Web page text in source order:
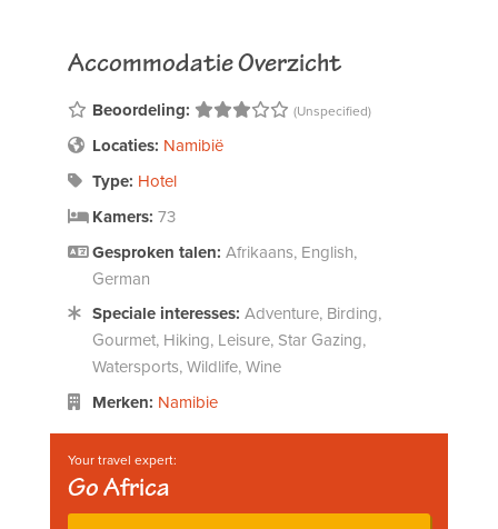
Accommodatie Overzicht
Beoordeling: (Unspecified)
Locaties: Namibië
Type: Hotel
Kamers: 73
Gesproken talen: Afrikaans, English,
German
Speciale interesses: Adventure, Birding,
Gourmet, Hiking, Leisure, Star Gazing,
Watersports, Wildlife, Wine
Merken: Namibie
Your travel expert:
Go Africa